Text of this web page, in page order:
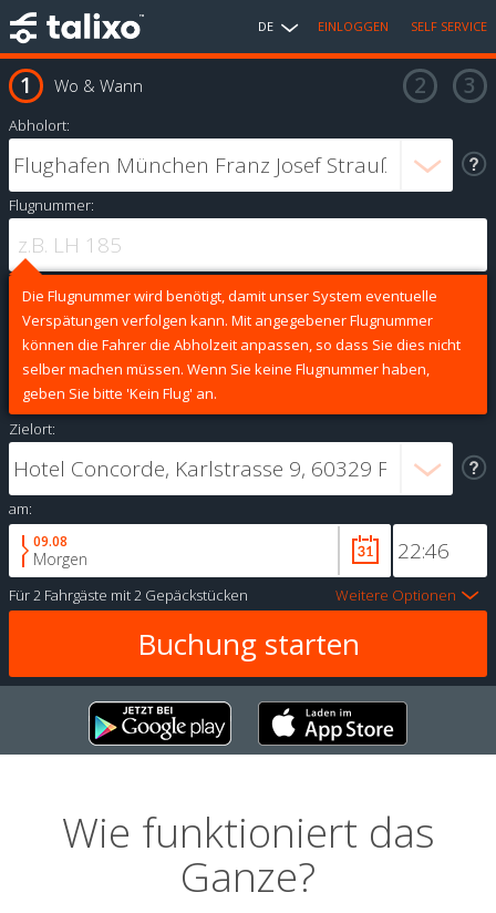
DE EINLOGGEN SELF SERVICE
Wo & Wann
Abholort:
Flugnummer:
Die Flugnummer wird benötigt, damit unser System eventuelle
Verspätungen verfolgen kann. Mit angegebener Flugnummer
können die Fahrer die Abholzeit anpassen, so dass Sie dies nicht
selber machen müssen. Wenn Sie keine Flugnummer haben,
geben Sie bitte 'Kein Flug' an.
Zielort:
am:
09.08
Morgen
Für2 Fahrgäste mit2 Gepäckstücken Weitere Optionen
Wie funktioniert das
Ganze?